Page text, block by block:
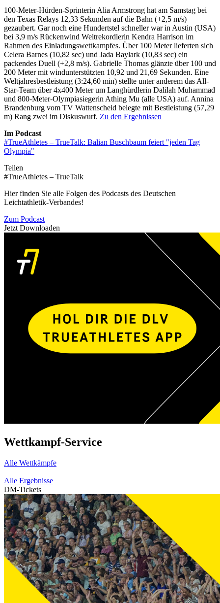
100-Meter-Hürden-Sprinterin Alia Armstrong hat am Samstag bei
den Texas Relays 12,33 Sekunden auf die Bahn (+2,5 m/s)
gezaubert. Gar noch eine Hundertstel schneller war in Austin (USA)
bei 3,9 m/s Rückenwind Weltrekordlerin Kendra Harrison im
Rahmen des Einladungswettkampfes. Über 100 Meter lieferten sich
Celera Barnes (10,82 sec) und Jada Baylark (10,83 sec) ein
packendes Duell (+2,8 m/s). Gabrielle Thomas glänzte über 100 und
200 Meter mit windunterstützten 10,92 und 21,69 Sekunden. Eine
Weltjahresbestleistung (3:24,60 min) stellte unter anderem das All-
Star-Team über 4x400 Meter um Langhürdlerin Dalilah Muhammad
und 800-Meter-Olympiasiegerin Athing Mu (alle USA) auf. Annina
Brandenburg vom TV Wattenscheid belegte mit Bestleistung (57,29
m) Rang zwei im Diskuswurf. Zu den Ergebnissen
Im Podcast
#TrueAthletes – TrueTalk: Balian Buschbaum feiert "jeden Tag
Olympia"
Teilen
#TrueAthletes – TrueTalk
Hier finden Sie alle Folgen des Podcasts des Deutschen
Leichtathletik-Verbandes!
Zum Podcast
Jetzt Downloaden
Wettkampf-Service
Alle Wettkämpfe
Alle Ergebnisse
DM-Tickets